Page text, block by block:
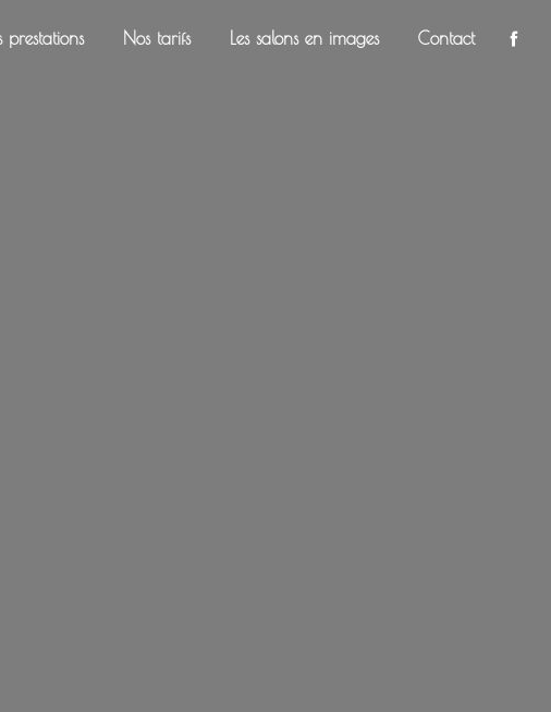
prestations Nos tarifs Les salons en images Contact